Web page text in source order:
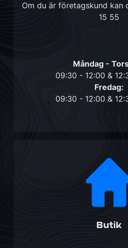
Om du är företagskund kan
15 55
Måndag -
09:30 - 12:00 &
Fredag:
09:30 - 12:00 &
Butik